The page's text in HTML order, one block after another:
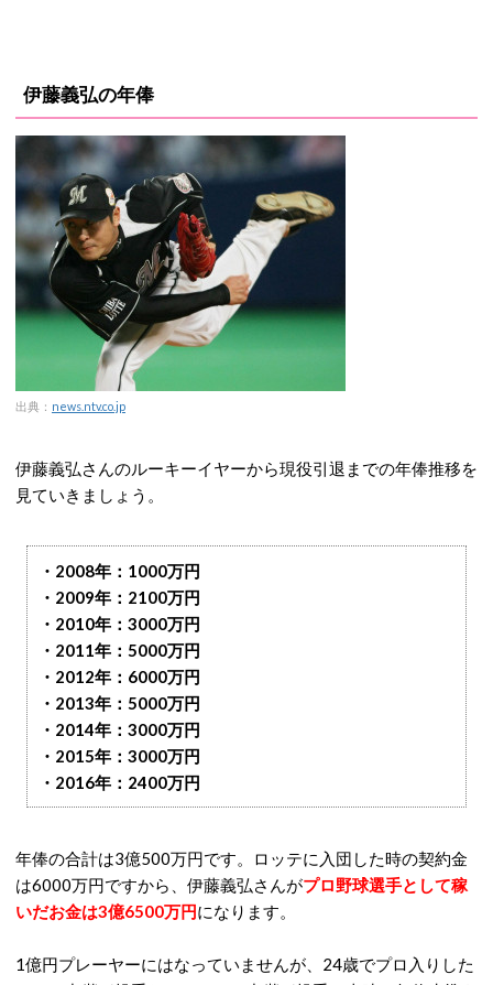
伊藤義弘の年俸
出典： news.ntv.co.jp
伊藤義弘さんのルーキーイヤーから現役引退までの年俸推移を
見ていきましょう。
・2008年：1000万円
・2009年：2100万円
・2010年：3000万円
・2011年：5000万円
・2012年：6000万円
・2013年：5000万円
・2014年：3000万円
・2015年：3000万円
・2016年：2400万円
年俸の合計は3億500万円です。ロッテに入団した時の契約金
は6000万円ですから、伊藤義弘さんがプロ野球選手として稼
いだお金は3億6500万円になります。
1億円プレーヤーにはなっていませんが、24歳でプロ入りした